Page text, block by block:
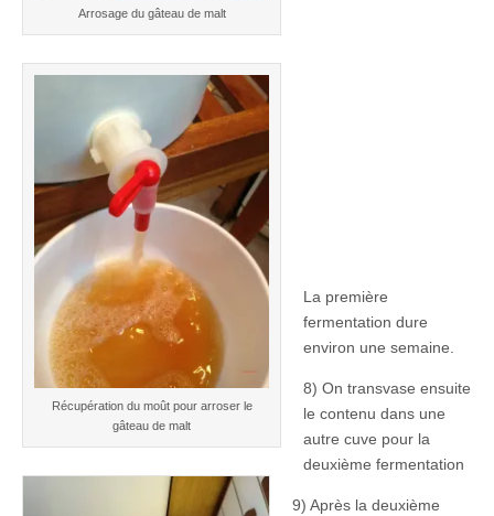
Arrosage du gâteau de malt
Récupération du moût pour arroser le
gâteau de malt
La première
fermentation dure
environ une semaine.
8) On transvase ensuite
le contenu dans une
autre cuve pour la
deuxième fermentation
9) Après la deuxième